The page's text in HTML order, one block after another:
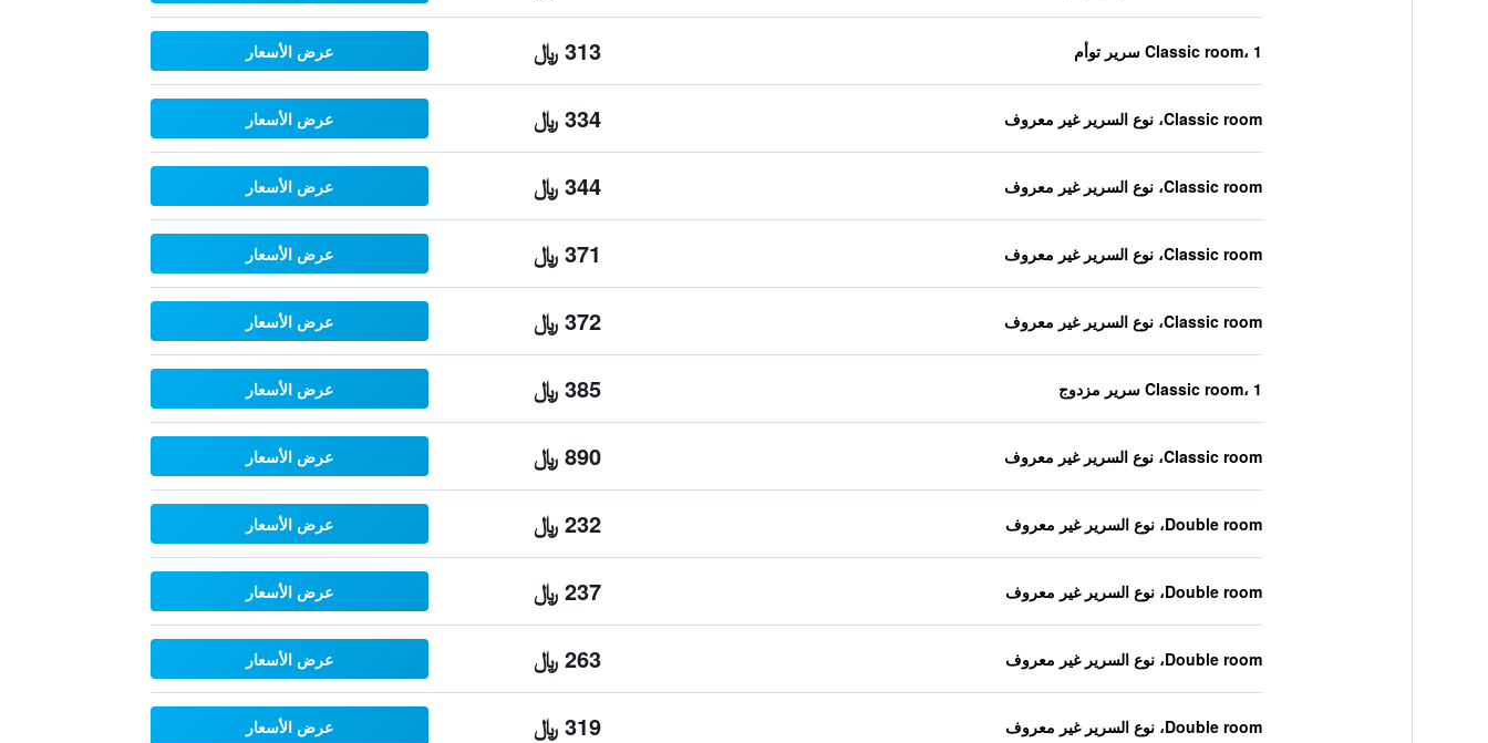
Classic room، 1 سرير توأم 313 ﷼ عرض الأسعار
Classic room، نوع السرير غير معروف 334 ﷼ عرض الأسعار
Classic room، نوع السرير غير معروف 344 ﷼ عرض الأسعار
Classic room، نوع السرير غير معروف 371 ﷼ عرض الأسعار
Classic room، نوع السرير غير معروف 372 ﷼ عرض الأسعار
Classic room، 1 سرير مزدوج 385 ﷼ عرض الأسعار
Classic room، نوع السرير غير معروف 890 ﷼ عرض الأسعار
Double room، نوع السرير غير معروف 232 ﷼ عرض الأسعار
Double room، نوع السرير غير معروف 237 ﷼ عرض الأسعار
Double room، نوع السرير غير معروف 263 ﷼ عرض الأسعار
Double room، نوع السرير غير معروف 319 ﷼ عرض الأسعار